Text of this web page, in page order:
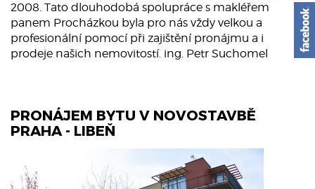
2008. Tato dlouhodobá spolupráce s makléřem
panem Procházkou byla pro nás vždy velkou a
profesionální pomocí při zajištění pronájmu a i
prodeje našich nemovitostí. ing. Petr Suchomel
PRONÁJEM BYTU V NOVOSTAVBĚ
PRAHA - LIBEŇ